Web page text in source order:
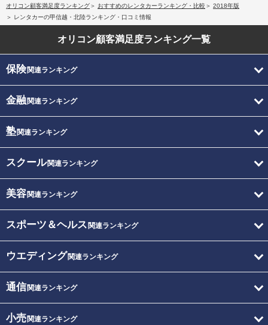
オリコン顧客満足度ランキング おすすめのレンタカーランキング・比較
2018年版
レンタカーの甲信越・北陸ランキング・口コミ情報
オリコン顧客満足度ランキング一覧
保険関連ランキング
金融関連ランキング
塾関連ランキング
スクール関連ランキング
美容関連ランキング
スポーツ＆ヘルス 関連ランキング
ウエディング関連ランキング
通信関連ランキング
小売関連ランキング